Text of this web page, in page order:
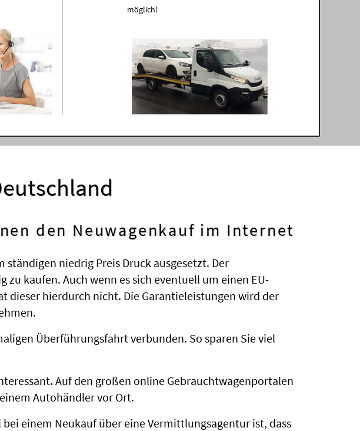
möglich!
den Neuwagenkauf im Internet
niedrig Preis Druck ausgesetzt. Der
kaufen. Auch wenn es sich eventuell um einen EU-
dieser hierdurch nicht. Die Garantieleistungen wird der
Überführungsfahrt verbunden. So sparen Sie viel
Auf den großen online Gebrauchtwagenportalen
Autohändler vor Ort.
einem Neukauf über eine Vermittlungsagentur ist, dass